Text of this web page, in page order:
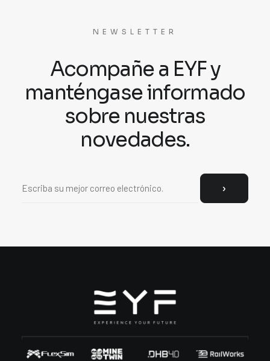
NEWSLETTER
Acompañe a EYF y
manténgase informado
sobre nuestras
novedades.